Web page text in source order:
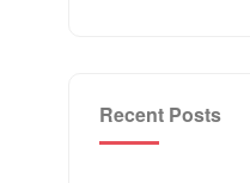
Recent Posts